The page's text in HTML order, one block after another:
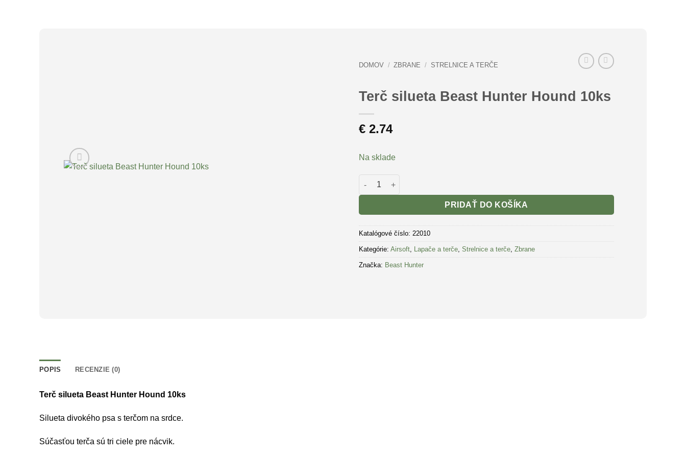
DOMOV / ZBRANE / STRELNICE A TERČE
Terč silueta Beast Hunter Hound 10ks
€2.74
Na sklade
množstvo Terč silueta Beast Hunter Hound 10ks
PRIDAŤ DO KOŠÍKA
Katalógové číslo: 22010
Kategórie: Airsoft, Lapače a terče, Strelnice a terče, Zbrane
Značka: Beast Hunter
POPIS RECENZIE (0)
Terč silueta Beast Hunter Hound 10ks
Silueta divokého psa s terčom na srdce.
Súčasťou terča sú tri ciele pre nácvik.